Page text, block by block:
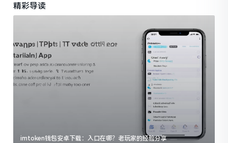
精彩导读
imtoken钱包安卓下载：入口在哪？老玩家的经验分享